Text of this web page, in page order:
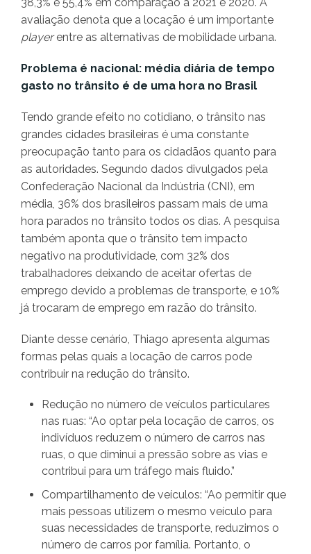
38,3% e 55,4% em comparação a 2021 e 2020. A
avaliação denota que a locação é um importante
playerentre as alternativas de mobilidade urbana.
Problema é nacional: média diária de tempo
gasto no trânsito é de uma hora no Brasil
Tendo grande efeito no cotidiano, o trânsito nas
grandes cidades brasileiras é uma constante
preocupação tanto para os cidadãos quanto para
as autoridades. Segundo dados divulgados pela
Confederação Nacional da Indústria (CNI), em
média, 36% dos brasileiros passam mais de uma
hora parados no trânsito todos os dias. A pesquisa
também aponta que o trânsito tem impacto
negativo na produtividade, com 32% dos
trabalhadores deixando de aceitar ofertas de
emprego devido a problemas de transporte, e 10%
já trocaram de emprego em razão do trânsito.
Diante desse cenário, Thiago apresenta algumas
formas pelas quais a locação de carros pode
contribuir na redução do trânsito.
Redução no número de veículos particulares
nas ruas: “Ao optar pela locação de carros, os
indivíduos reduzem o número de carros nas
ruas, o que diminui a pressão sobre as vias e
contribui para um tráfego mais fluido.”
Compartilhamento de veículos: “Ao permitir que
mais pessoas utilizem o mesmo veículo para
suas necessidades de transporte, reduzimos o
número de carros por família. Portanto, o